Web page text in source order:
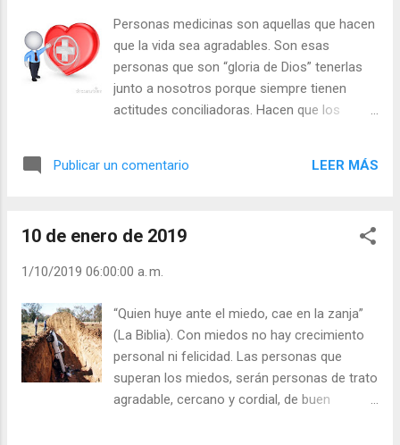
Personas medicinas son aquellas que hacen
que la vida sea agradables. Son esas
personas que son “gloria de Dios” tenerlas
junto a nosotros porque siempre tienen
actitudes conciliadoras. Hacen que los
envidias se conviertan en admiración.
jamás se aburren porque lo que hacen lo
con moderación y ver el lado cómico de las
“medicina para uno mismo y para los
demás”. - ¿Es usted persona medicina? -
¿Es usted persona tóxica? Julián Escobar. |
Lecturas del Día (+ Leer ). | Evangelio y
Meditación (+ Leer ) | | Santo del día (+ Leer
Publicar un comentario LEER MÁS
10 de enero de 2019
1/10/2019 06:00:00 a. m.
“Quien huye ante el miedo, cae en la zanja”
(La Biblia). Con miedos no hay crecimiento
personal ni felicidad. Las personas que
superan los miedos, serán personas de trato
agradable, cercano y cordial, de buen